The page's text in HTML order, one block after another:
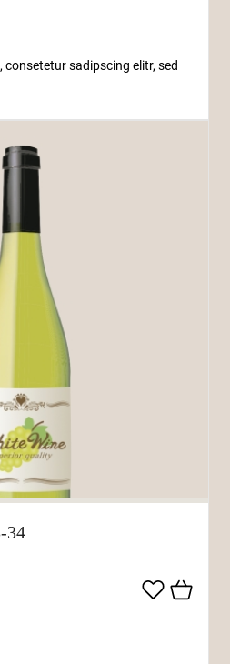
sadipscing elitr, sed
34